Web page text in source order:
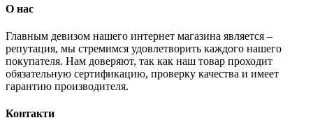
О нас
Главным девизом нашего интернет магазина является –
репутация, мы стремимся удовлетворить каждого нашего
покупателя. Нам доверяют, так как наш товар проходит
обязательную сертификацию, проверку качества и имеет
гарантию производителя.
Контакти